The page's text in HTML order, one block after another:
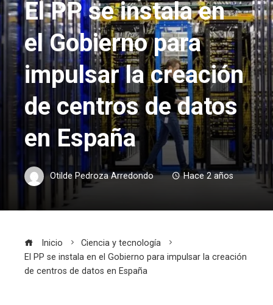
El PP se instala en
el Gobierno para
impulsar la creación
de centros de datos
en España
Otilde Pedroza Arredondo Hace 2 años
Inicio
Ciencia y tecnología
El PP se instala en el Gobierno para impulsar la creación
de centros de datos en España